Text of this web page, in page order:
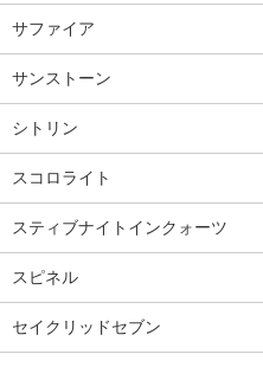
サファイア
サンストーン
シトリン
スコロライト
スティブナイトインクォーツ
スピネル
セイクリッドセブン